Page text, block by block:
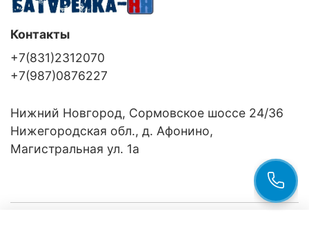
Контакты
+7(831)2312070
+7(987)0876227
Нижний Новгород, Сормовское шоссе 24/36
Нижегородская обл., д. Афонино,
Магистральная ул. 1а